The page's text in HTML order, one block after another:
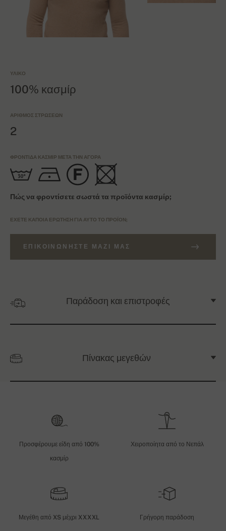
ΥΛΙΚΌ
100% κασμίρ
ΑΡΙΘΜΌΣ ΣΤΡΏΣΕΩΝ
2
ΦΡΟΝΤΊΔΑ ΚΑΣΜΊΡ ΜΕΤΆ ΤΗΝ ΑΓΟΡΆ
Πώς να φροντίσετε σωστά τα προϊόντα κασμίρ;
ΈΧΕΤΕ ΚΆΠΟΙΑ ΕΡΏΤΗΣΗ ΓΙΑ ΑΥΤΌ ΤΟ ΠΡΟΪΌΝ;
ΕΠΙΚΟΙΝΩΝΉΣΤΕ ΜΑΖΊ ΜΑΣ
Παράδοση και επιστροφές
Πίνακας μεγεθών
Προσφέρουμε είδη από 100%
κασμίρ
Χειροποίητα από το Νεπάλ
Μεγέθη από XS μέχρι XXXXL Γρήγορη παράδοση